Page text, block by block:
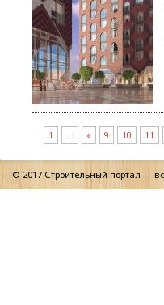
1 … « 9 10 11
© 2017 Строительный портал —